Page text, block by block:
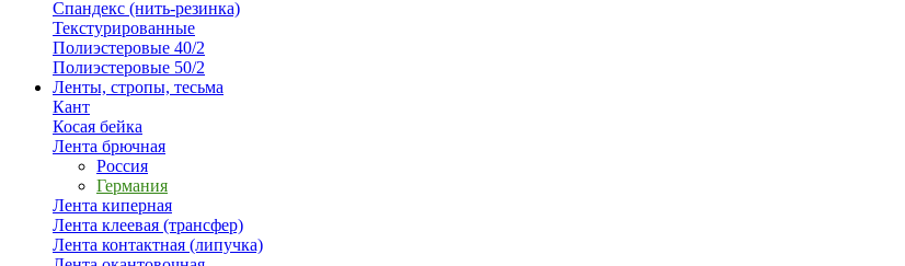
Спандекс (нить-резинка)
Текстурированные
Полиэстеровые 40/2
Полиэстеровые 50/2
Ленты, стропы, тесьма
Кант
Косая бейка
Лента брючная
Россия
Германия
Лента киперная
Лента клеевая (трансфер)
Лента контактная (липучка)